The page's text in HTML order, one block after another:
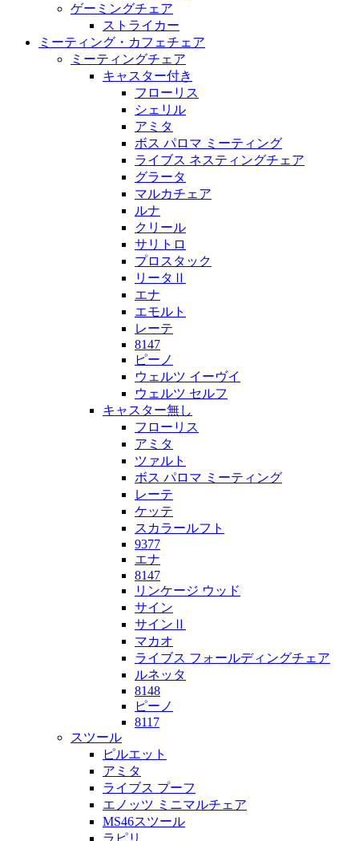
ゲーミングチェア
ストライカー
ミーティング・カフェチェア
ミーティングチェア
キャスター付き
フローリス
シェリル
アミタ
ボス パロマ ミーティング
ライブス ネスティングチェア
グラータ
マルカチェア
ルナ
クリール
サリトロ
プロスタック
リータⅡ
エナ
エモルト
レーテ
8147
ピーノ
ウェルツ イーヴイ
ウェルツ セルフ
キャスター無し
フローリス
アミタ
ツァルト
ボス パロマ ミーティング
レーテ
ケッテ
スカラールフト
9377
エナ
8147
リンケージ ウッド
サイン
サインⅡ
マカオ
ライブス フォールディングチェア
ルネッタ
8148
ピーノ
8117
スツール
ピルエット
アミタ
ライブス プーフ
エノッツ ミニマルチェア
MS46スツール
ラピリ